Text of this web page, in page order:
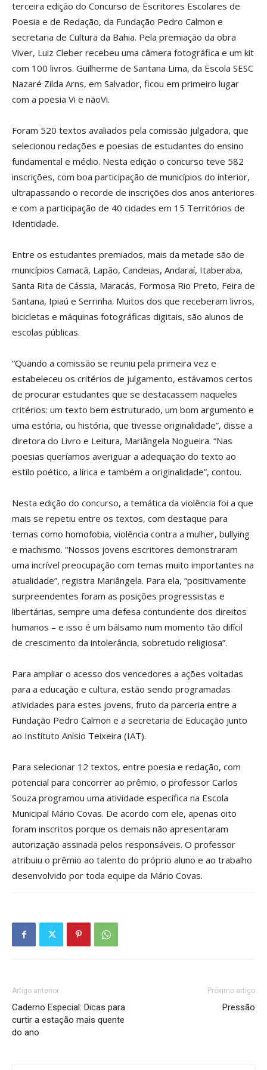
terceira edição do Concurso de Escritores Escolares de
Poesia e de Redação, da Fundação Pedro Calmon e
secretaria de Cultura da Bahia. Pela premiação da obra
Viver, Luiz Cleber recebeu uma câmera fotográfica e um kit
com 100 livros. Guilherme de Santana Lima, da Escola SESC
Nazaré Zilda Arns, em Salvador, ficou em primeiro lugar
com a poesia Vi e nãoVi.
Foram 520 textos avaliados pela comissão julgadora, que
selecionou redações e poesias de estudantes do ensino
fundamental e médio. Nesta edição o concurso teve 582
inscrições, com boa participação de municípios do interior,
ultrapassando o recorde de inscrições dos anos anteriores
e com a participação de 40 cidades em 15 Territórios de
Identidade.
Entre os estudantes premiados, mais da metade são de
municípios Camacã, Lapão, Candeias, Andaraí, Itaberaba,
Santa Rita de Cássia, Maracás, Formosa Rio Preto, Feira de
Santana, Ipiaú e Serrinha. Muitos dos que receberam livros,
bicicletas e máquinas fotográficas digitais, são alunos de
escolas públicas.
“Quando a comissão se reuniu pela primeira vez e
estabeleceu os critérios de julgamento, estávamos certos
de procurar estudantes que se destacassem naqueles
critérios: um texto bem estruturado, um bom argumento e
uma estória, ou história, que tivesse originalidade”, disse a
diretora do Livro e Leitura, Mariângela Nogueira. “Nas
poesias queríamos averiguar a adequação do texto ao
estilo poético, a lírica e também a originalidade”, contou.
Nesta edição do concurso, a temática da violência foi a que
mais se repetiu entre os textos, com destaque para
temas como homofobia, violência contra a mulher, bullying
e machismo. “Nossos jovens escritores demonstraram
uma incrível preocupação com temas muito importantes na
atualidade”, registra Mariângela. Para ela, “positivamente
surpreendentes foram as posições progressistas e
libertárias, sempre uma defesa contundente dos direitos
humanos – e isso é um bálsamo num momento tão difícil
de crescimento da intolerância, sobretudo religiosa”.
Para ampliar o acesso dos vencedores a ações voltadas
para a educação e cultura, estão sendo programadas
atividades para estes jovens, fruto da parceria entre a
Fundação Pedro Calmon e a secretaria de Educação junto
ao Instituto Anísio Teixeira (IAT).
Para selecionar 12 textos, entre poesia e redação, com
potencial para concorrer ao prêmio, o professor Carlos
Souza programou uma atividade específica na Escola
Municipal Mário Covas. De acordo com ele, apenas oito
foram inscritos porque os demais não apresentaram
autorização assinada pelos responsáveis. O professor
atribuiu o prêmio ao talento do próprio aluno e ao trabalho
desenvolvido por toda equipe da Mário Covas.
Artigo anterior
Caderno Especial: Dicas para
curtir a estação mais quente
do ano
Próximo artigo
Pressão